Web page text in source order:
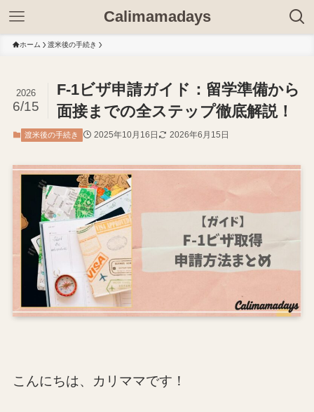
Calimamadays
ホーム 渡米後の手続き
F-1ビザ申請ガイド：留学準備から
面接までの全ステップ徹底解説！
2026
6/15
渡米後の手続き 2025年10月16日 2026年6月15日
こんにちは、カリママです！